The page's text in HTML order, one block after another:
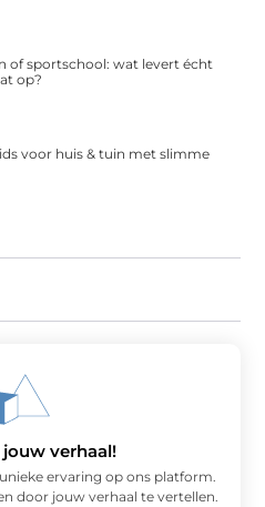
of sportschool: wat levert écht
op?
voor huis & tuin met slimme
verhaal!
ervaring op ons platform.
door jouw verhaal te vertellen.